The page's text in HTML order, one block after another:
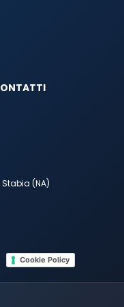
(NA)
Cookie Policy